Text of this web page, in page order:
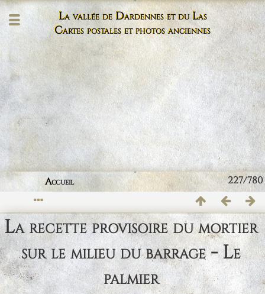
La vallée de Dardennes et du Las
Cartes postales et photos anciennes
227/780
Accueil
La recette provisoire du mortier
sur le milieu du barrage - Le
palmier